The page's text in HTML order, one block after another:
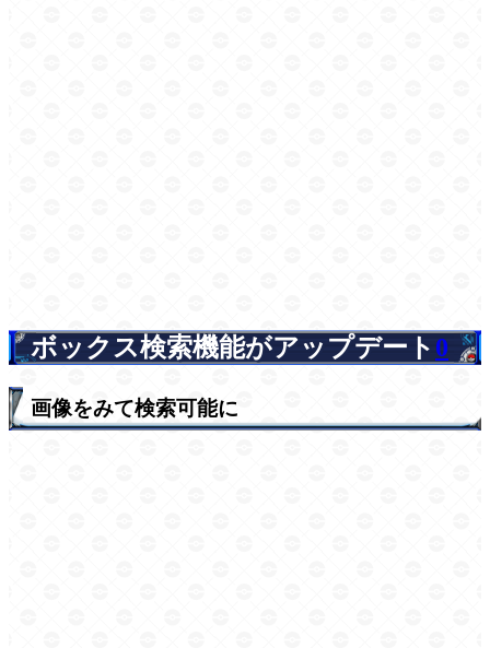
ボックス検索機能がアップデート 0
画像をみて検索可能に